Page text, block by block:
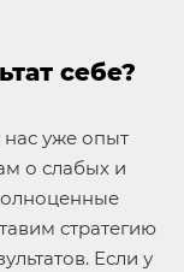
себе?
нас уже опыт
о слабых и
стратегию
Если у